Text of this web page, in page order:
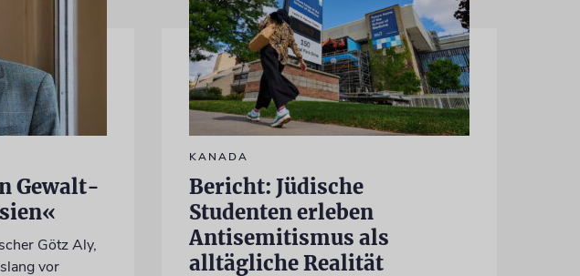
Gewalt-
Götz Aly,
vor
KANADA
Bericht: Jüdische
Studenten erleben
Antisemitismus als
alltägliche Realität